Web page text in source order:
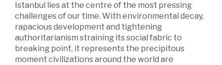
Istanbul lies at the centre of the most pressing
challenges of our time. With environmental decay,
rapacious development and tightening
authoritarianism straining its social fabric to
breaking point, it represents the precipitous
moment civilizations around the world are